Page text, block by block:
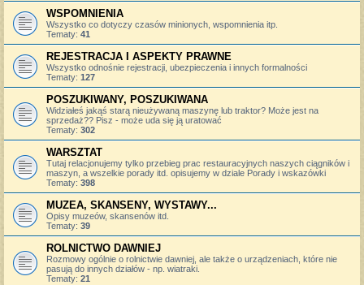
WSPOMNIENIA
Wszystko co dotyczy czasów minionych, wspomnienia itp.
Tematy: 41
REJESTRACJA I ASPEKTY PRAWNE
Wszystko odnośnie rejestracji, ubezpieczenia i innych formalności
Tematy: 127
POSZUKIWANY, POSZUKIWANA
Widziałeś jakąś starą nieużywaną maszynę lub traktor? Może jest na
sprzedaż?? Pisz - może uda się ją uratować
Tematy: 302
WARSZTAT
Tutaj relacjonujemy tylko przebieg prac restauracyjnych naszych ciągników i
maszyn, a wszelkie porady itd. opisujemy w dziale Porady i wskazówki
Tematy: 398
MUZEA, SKANSENY, WYSTAWY...
Opisy muzeów, skansenów itd.
Tematy: 39
ROLNICTWO DAWNIEJ
Rozmowy ogólnie o rolnictwie dawniej, ale także o urządzeniach, które nie
pasują do innych działów - np. wiatraki.
Tematy: 21